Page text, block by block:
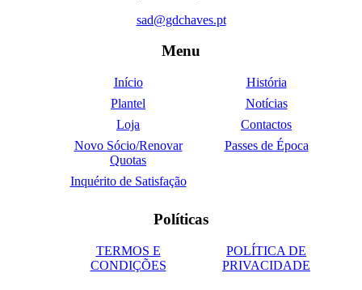
sad@gdchaves.pt
Menu
Início
História
Plantel
Notícias
Loja
Contactos
Novo Sócio/Renovar
Quotas
Passes de Época
Inquérito de Satisfação
Políticas
TERMOS E
CONDIÇÕES
POLÍTICA DE
PRIVACIDADE